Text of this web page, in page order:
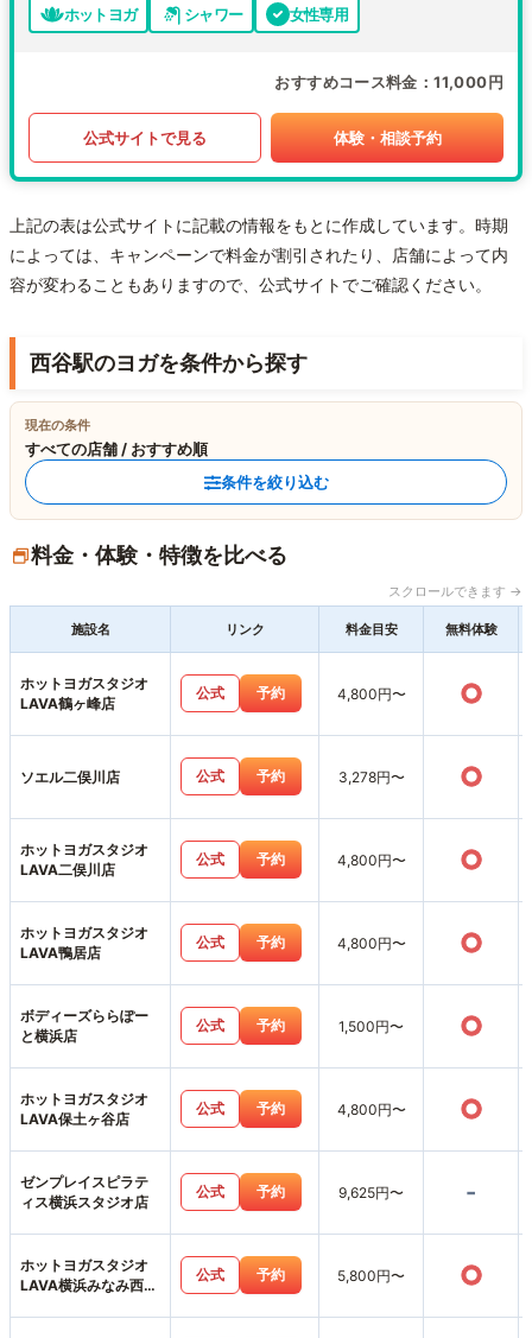
ホットヨガ シャワー 女性専用
おすすめコース料金 11,000円
公式サイトで見る 体験・相談予約
上記の表は公式サイトに記載の情報をもとに作成しています。時期
によっては、キャンペーンで料金が割引されたり、店舗によって内
容が変わることもありますので、公式サイトでご確認ください。
西谷駅のヨガを条件から探す
現在の条件
すべての店舗 / おすすめ順
条件を絞り込む
料金・体験・特徴を比べる
スクロールできます →
施設名 リンク 料金目安 無料体験
ホットヨガスタジオ
LAVA鶴ヶ峰店
公式 予約 4,800円〜 ○
ソエル二俣川店 公式 予約 3,278円〜 ○
ホットヨガスタジオ
LAVA二俣川店
公式 予約 4,800円〜 ○
ホットヨガスタジオ
LAVA鴨居店
公式 予約 4,800円〜 ○
ボディーズららぽー
と横浜店
公式 予約 1,500円〜 ○
ホットヨガスタジオ
LAVA保土ヶ谷店
公式 予約 4,800円〜 ○
ゼンプレイスピラテ
ィス横浜スタジオ店
公式 予約 9,625円〜 -
ホットヨガスタジオ
LAVA横浜みなみ西口
公式 予約 5,800円〜 ○